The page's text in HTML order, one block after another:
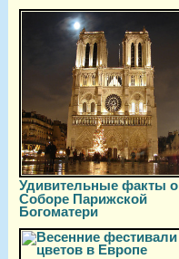
Удивительные факты о
Соборе Парижской
Богоматери